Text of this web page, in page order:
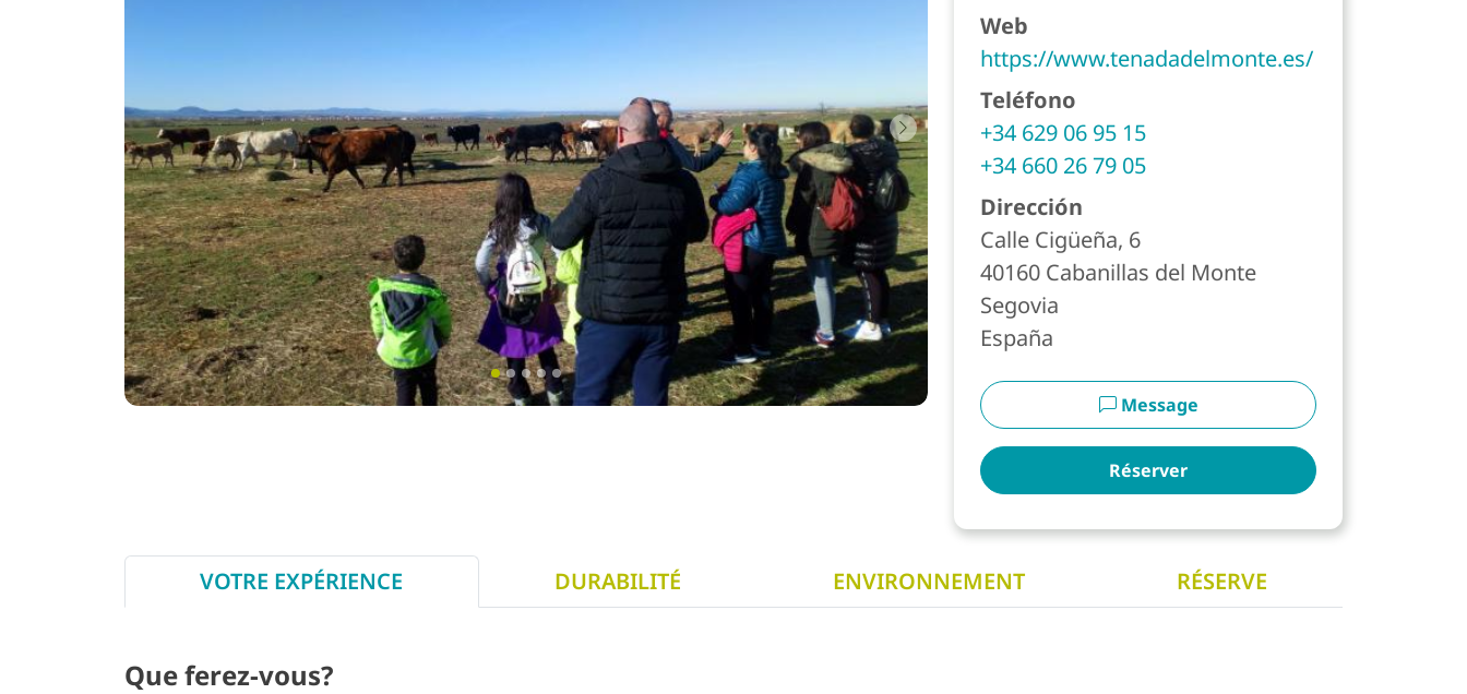
Anterior Siguiente
Web
https://www.tenadadelmonte.es/
Teléfono
+34 629 06 95 15
+34 660 26 79 05
Dirección
Calle Cigüeña, 6
40160 Cabanillas del Monte
Segovia
España
Message
Réserver
VOTRE EXPÉRIENCE DURABILITÉ ENVIRONNEMENT RÉSERVE
Que ferez-vous?